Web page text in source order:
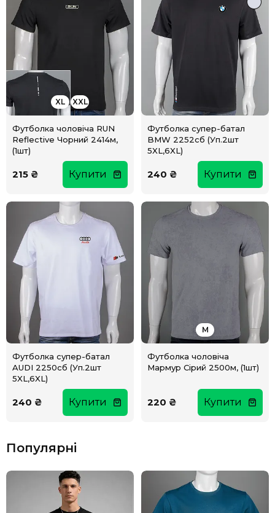
XL XXL
Футболка чоловіча RUN
Reflective Чорний 2414м,
(1шт)
215 ₴ Купити
Футболка супер-батал
BMW 2252сб (Уп.2шт
5XL,6XL)
240 ₴ Купити
Футболка супер-батал
AUDI 2250сб (Уп.2шт
5XL,6XL)
240 ₴ Купити
M
Футболка чоловіча
Мармур Сірий 2500м, (1шт)
220 ₴ Купити
Популярні